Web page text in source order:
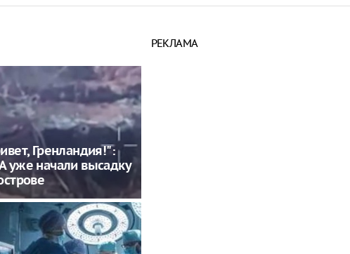
Гренландия!":
уже начали высадку
РЕКЛАМА